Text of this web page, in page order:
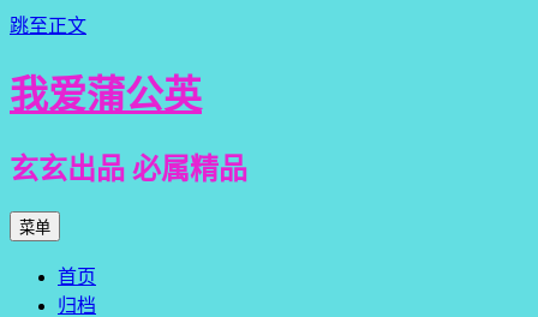
跳至正文
我爱蒲公英
玄玄出品 必属精品
菜单
首页
归档